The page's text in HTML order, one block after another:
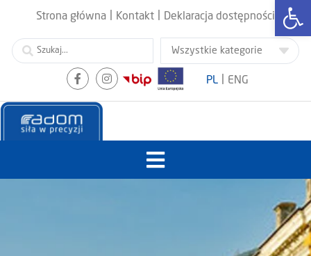
Strona główna Kontakt Deklaracja dostępności
PL ENG